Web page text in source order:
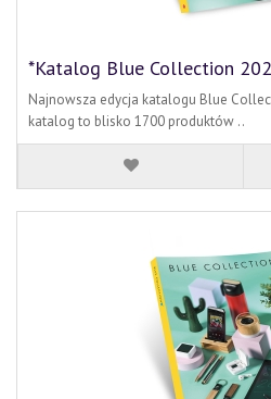
*Katalog Blue Collection
Najnowsza edycja katalogu Blue
katalog to blisko 1700 produktów ..